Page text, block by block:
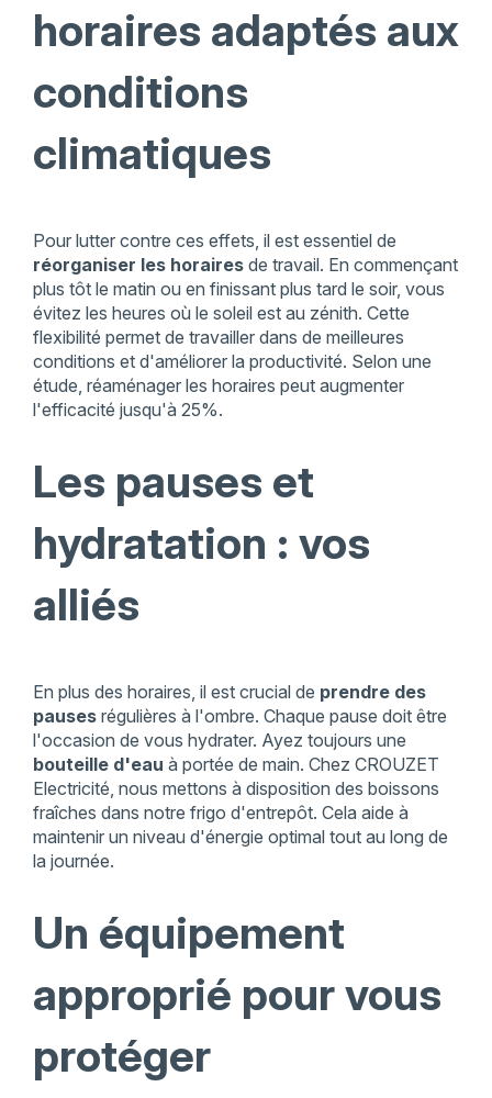
horaires adaptés aux
conditions
climatiques
Pour lutter contre ces effets, il est essentiel de
réorganiser les horairesde travail. En commençant
plus tôt le matin ou en finissant plus tard le soir, vous
évitez les heures où le soleil est au zénith. Cette
flexibilité permet de travailler dans de meilleures
conditions et d'améliorer la productivité. Selon une
étude, réaménager les horaires peut augmenter
l'efficacité jusqu'à 25%.
Les pauses et
hydratation : vos
alliés
En plus des horaires, il est crucial de prendre des
pausesrégulières à l'ombre. Chaque pause doit être
l'occasion de vous hydrater. Ayez toujours une
bouteille d'eau à portée de main. Chez CROUZET
Electricité, nous mettons à disposition des boissons
fraîches dans notre frigo d'entrepôt. Cela aide à
maintenir un niveau d'énergie optimal tout au long de
la journée.
Un équipement
approprié pour vous
protéger